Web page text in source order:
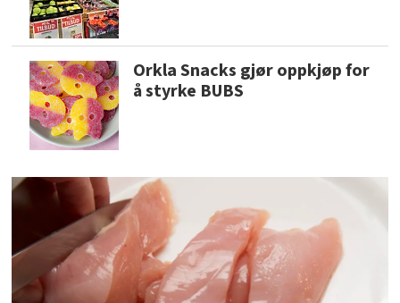
Orkla Snacks gjør oppkjøp for
å styrke BUBS